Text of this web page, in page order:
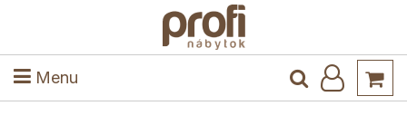
Menu
Kuchyňa a jedáleň